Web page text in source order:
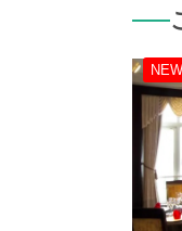
NEW